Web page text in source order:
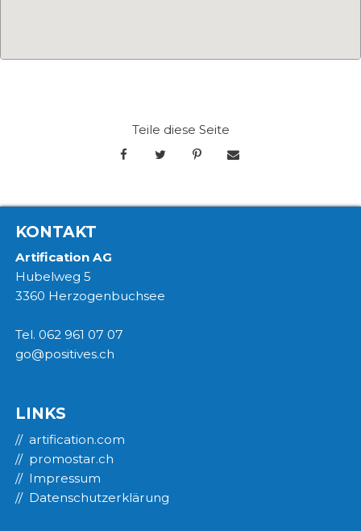
Teile diese Seite
KONTAKT
Artification AG
Hubelweg 5
3360 Herzogenbuchsee
Tel. 062 961 07 07
go@positives.ch
LINKS
artification.com
promostar.ch
Impressum
Datenschutzerklärung